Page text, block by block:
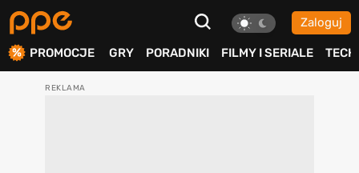
Zaloguj
PROMOCJE GRY PORADNIKI FILMY I SERIALE TECH